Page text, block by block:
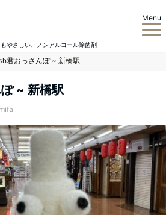
やさしい、ノンアルコール除菌剤
Menu
君おっさんぽ ~ 新橋駅
~ 新橋駅